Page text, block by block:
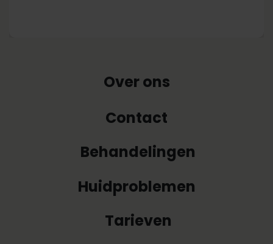
Over ons
Contact
Behandelingen
Huidproblemen
Tarieven